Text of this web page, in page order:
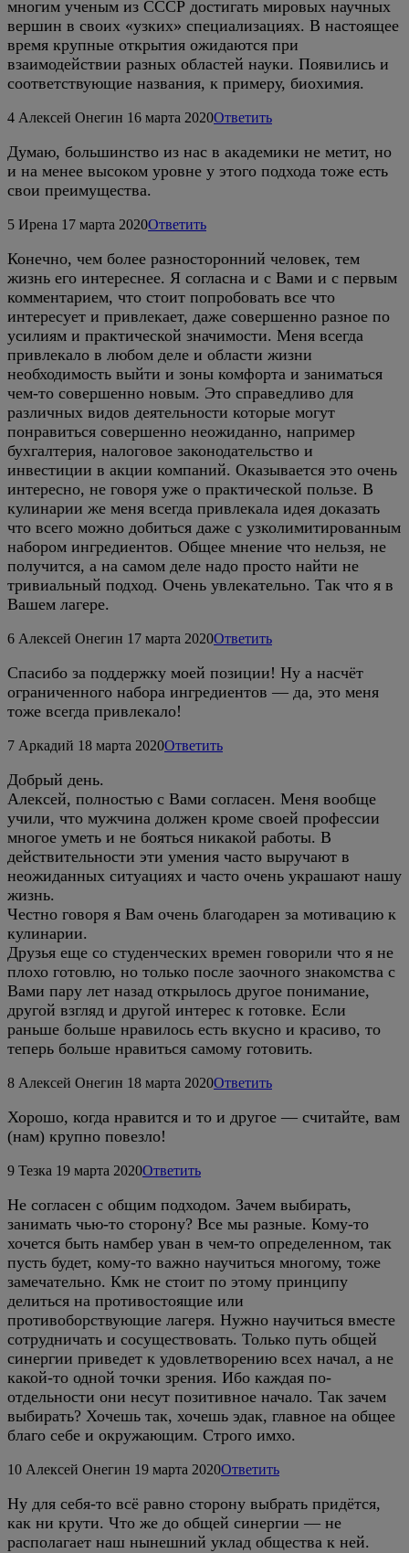
многим ученым из СССР достигать мировых научных
вершин в своих «узких» специализациях. В настоящее
время крупные открытия ожидаются при
взаимодействии разных областей науки. Появились и
соответствующие названия, к примеру, биохимия.
4 Алексей Онегин 16 марта 2020Ответить
Думаю, большинство из нас в академики не метит, но
и на менее высоком уровне у этого подхода тоже есть
свои преимущества.
5 Ирена 17 марта 2020Ответить
Конечно, чем более разносторонний человек, тем
жизнь его интереснее. Я согласна и с Вами и с первым
комментарием, что стоит попробовать все что
интересует и привлекает, даже совершенно разное по
усилиям и практической значимости. Меня всегда
привлекало в любом деле и области жизни
необходимость выйти и зоны комфорта и заниматься
чем-то совершенно новым. Это справедливо для
различных видов деятельности которые могут
понравиться совершенно неожиданно, например
бухгалтерия, налоговое законодательство и
инвестиции в акции компаний. Оказывается это очень
интересно, не говоря уже о практической пользе. В
кулинарии же меня всегда привлекала идея доказать
что всего можно добиться даже с узколимитированным
набором ингредиентов. Общее мнение что нельзя, не
получится, а на самом деле надо просто найти не
тривиальный подход. Очень увлекательно. Так что я в
Вашем лагере.
6 Алексей Онегин 17 марта 2020Ответить
Спасибо за поддержку моей позиции! Ну а насчёт
ограниченного набора ингредиентов — да, это меня
тоже всегда привлекало!
7 Аркадий 18 марта 2020Ответить
Добрый день.
Алексей, полностью с Вами согласен. Меня вообще
учили, что мужчина должен кроме своей профессии
многое уметь и не бояться никакой работы. В
действительности эти умения часто выручают в
неожиданных ситуациях и часто очень украшают нашу
жизнь.
Честно говоря я Вам очень благодарен за мотивацию к
кулинарии.
Друзья еще со студенческих времен говорили что я не
плохо готовлю, но только после заочного знакомства с
Вами пару лет назад открылось другое понимание,
другой взгляд и другой интерес к готовке. Если
раньше больше нравилось есть вкусно и красиво, то
теперь больше нравиться самому готовить.
8 Алексей Онегин 18 марта 2020Ответить
Хорошо, когда нравится и то и другое — считайте, вам
(нам) крупно повезло!
9 Тезка 19 марта 2020Ответить
Не согласен с общим подходом. Зачем выбирать,
занимать чью-то сторону? Все мы разные. Кому-то
хочется быть намбер уван в чем-то определенном, так
пусть будет, кому-то важно научиться многому, тоже
замечательно. Кмк не стоит по этому принципу
делиться на противостоящие или
противоборствующие лагеря. Нужно научиться вместе
сотрудничать и сосуществовать. Только путь общей
синергии приведет к удовлетворению всех начал, а не
какой-то одной точки зрения. Ибо каждая по-
отдельности они несут позитивное начало. Так зачем
выбирать? Хочешь так, хочешь эдак, главное на общее
благо себе и окружающим. Строго имхо.
10 Алексей Онегин 19 марта 2020Ответить
Ну для себя-то всё равно сторону выбрать придётся,
как ни крути. Что же до общей синергии — не
располагает наш нынешний уклад общества к ней.